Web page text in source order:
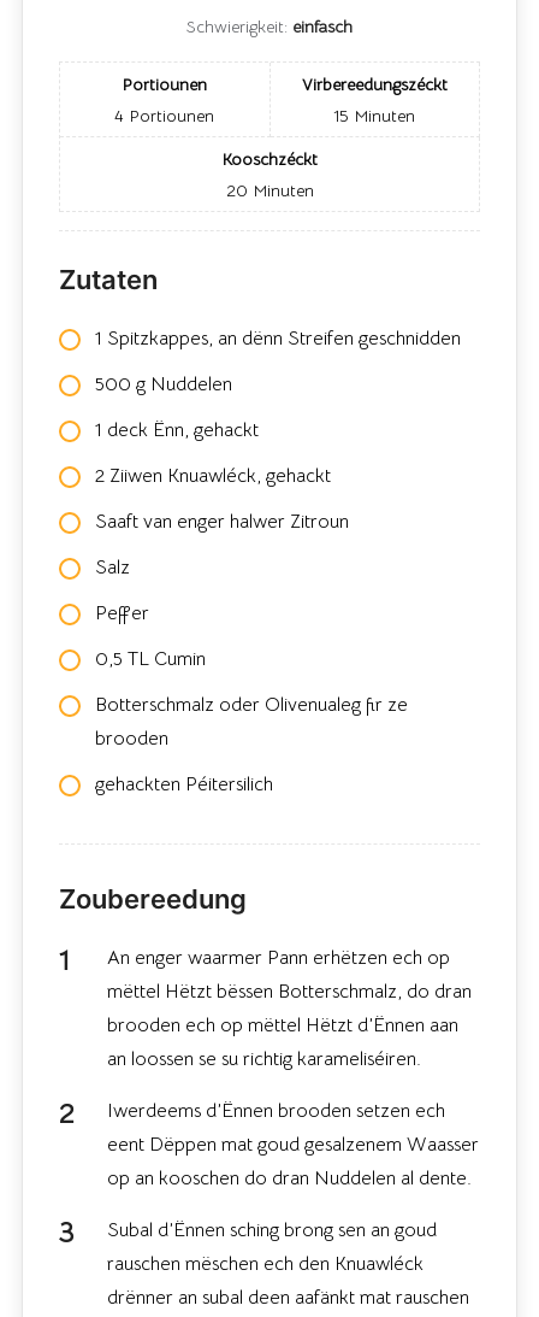
Schwierigkeit: einfasch
Portiounen
4 Portiounen
Virbereedungszéckt
15 Minuten
Kooschzéckt
20 Minuten
Zutaten
1 Spitzkappes, an dënn Streifen geschnidden
500 g Nuddelen
1 deck Ënn, gehackt
2 Ziiwen Knuawléck, gehackt
Saaft van enger halwer Zitroun
Salz
Peffer
0,5 TL Cumin
Botterschmalz oder Olivenualeg fir ze
brooden
gehackten Péitersilich
Zoubereedung
An enger waarmer Pann erhëtzen ech op
mëttel Hëtzt bëssen Botterschmalz, do dran
brooden ech op mëttel Hëtzt d’Ënnen aan
an loossen se su richtig karameliséiren.
Iwerdeems d’Ënnen brooden setzen ech
eent Dëppen mat goud gesalzenem Waasser
op an kooschen do dran Nuddelen al dente.
Subal d’Ënnen sching brong sen an goud
rauschen mëschen ech den Knuawléck
drënner an subal deen aafänkt mat rauschen